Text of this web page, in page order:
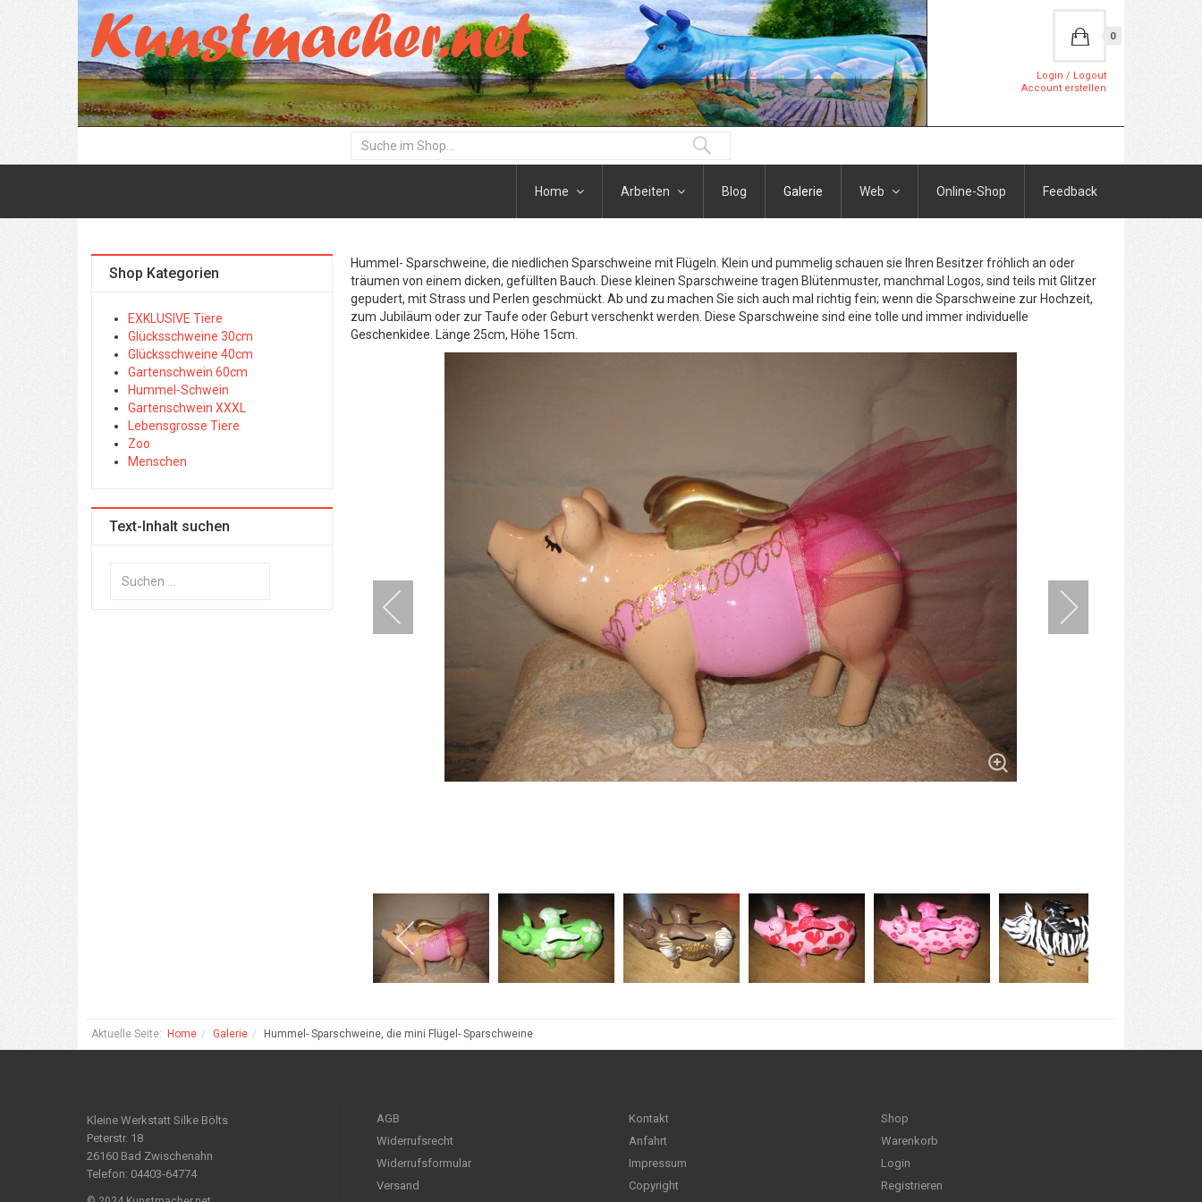
0
Login / Logout
Account erstellen
Home Arbeiten Blog Galerie Web Online-Shop Feedback
Hummel- Sparschweine, die niedlichen Sparschweine mit Flügeln. Klein und pummelig schauen sie Ihren Besitzer fröhlich an oder
träumen von einem dicken, gefüllten Bauch. Diese kleinen Sparschweine tragen Blütenmuster, manchmal Logos, sind teils mit Glitzer
gepudert, mit Strass und Perlen geschmückt. Ab und zu machen Sie sich auch mal richtig fein; wenn die Sparschweine zur Hochzeit,
zum Jubiläum oder zur Taufe oder Geburt verschenkt werden. Diese Sparschweine sind eine tolle und immer individuelle
Geschenkidee. Länge 25cm, Höhe 15cm.
Shop Kategorien
EXKLUSIVE Tiere
Glücksschweine 30cm
Glücksschweine 40cm
Gartenschwein 60cm
Hummel-Schwein
Gartenschwein XXXL
Lebensgrosse Tiere
Zoo
Menschen
Text-Inhalt suchen
Aktuelle Seite: Home Galerie Hummel- Sparschweine, die mini Flügel- Sparschweine
Kleine Werkstatt Silke Bölts
Peterstr. 18
26160 Bad Zwischenahn
Telefon: 04403-64774
AGB
Widerrufsrecht
Widerrufsformular
Versand
Kontakt
Anfahrt
Impressum
Copyright
Shop
Warenkorb
Login
Registrieren